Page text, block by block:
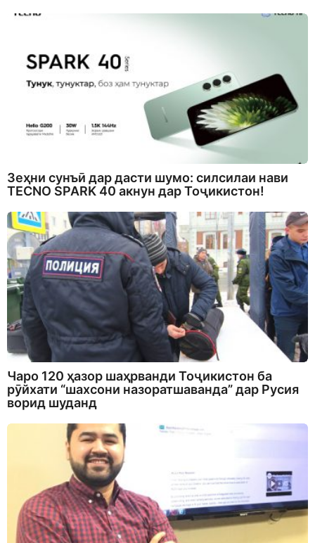
Зеҳни сунъӣ дар дасти шумо: силсилаи нави
TECNO SPARK 40 акнун дар Тоҷикистон!
Чаро 120 ҳазор шаҳрванди Тоҷикистон ба
рӯйхати “шахсони назоратшаванда” дар Русия
ворид шуданд